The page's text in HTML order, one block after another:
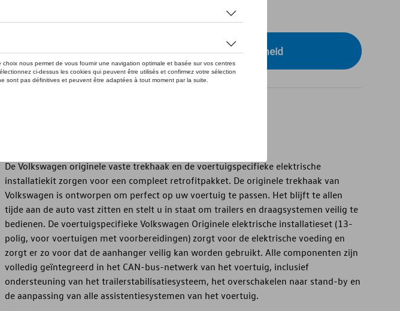
Contacteer uw dealer voor beschikbaarheid
De Volkswagen originele vaste trekhaak en de voertuigspecifieke elektrische
installatiekit zorgen voor een compleet retrofitpakket. De originele trekhaak van
Volkswagen is ontworpen om perfect op uw voertuig te passen. Het blijft te allen
tijde aan de auto vast zitten en stelt u in staat om trailers en draagsystemen veilig te
bedienen. De voertuigspecifieke Volkswagen Originele elektrische installatieset (13-
polig, voor voertuigen met voorbereidingen) zorgt voor de elektrische voeding en
zorgt er zo voor dat de aanhanger veilig kan worden gebruikt. Alle componenten zijn
volledig geïntegreerd in het CAN-bus-netwerk van het voertuig, inclusief
ondersteuning van het trailerstabilisatiesysteem, het overschakelen naar stand-by en
de aanpassing van alle assistentiesystemen van het voertuig.